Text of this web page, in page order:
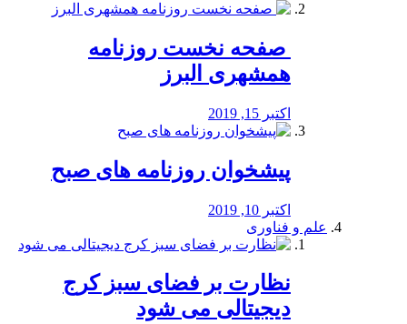
️ صفحه نخست روزنامه‌
همشهری البرز
اکتبر 15, 2019
پیشخوان روزنامه های صبح
اکتبر 10, 2019
علم و فناوری
نظارت بر فضای سبز کرج
دیجیتالی می شود